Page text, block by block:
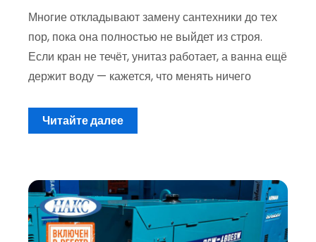
Многие откладывают замену сантехники до тех
пор, пока она полностью не выйдет из строя.
Если кран не течёт, унитаз работает, а ванна ещё
держит воду — кажется, что менять ничего
Читайте далее